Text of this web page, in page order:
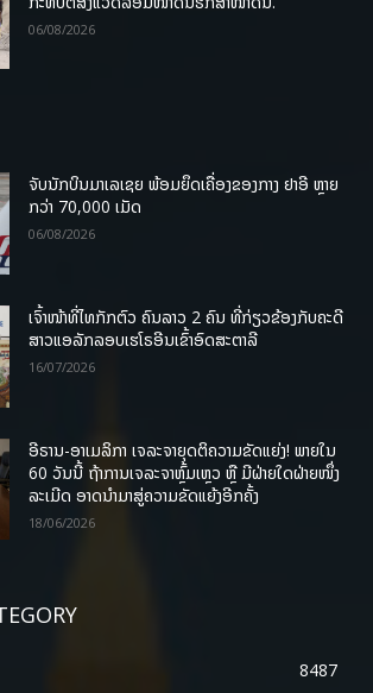
06/08/2026
ຈັບນັກບິນມາເລເຊຍ ພ້ອມຍຶດເຄື່ອງຂອງກາງ ຢາອີ ຫຼາຍ
ກວ່າ 70,000 ເມັດ
06/08/2026
ເຈົ້າໜ້າທີ່ໄທກັກຕົວ ຄົນລາວ 2 ຄົນ ທີ່ກ່ຽວຂ້ອງກັບຄະດີ
ສາວແອລັກລອບເຮໂຣອີນເຂົ້າອົດສະຕາລີ
16/07/2026
ອີຣານ-ອາເມລິກາ ເຈລະຈາຍຸດຕິຄວາມຂັດແຍ່ງ! ພາຍໃນ
60 ວັນນີ້ ຖ້າການເຈລະຈາຫຼົ້ມເຫຼວ ຫຼື ມີຝ່າຍໃດຝ່າຍໜຶ່ງ
ລະເມີດ ອາດນໍາມາສູ່ຄວາມຂັດແຍ້ງອີກຄັ້ງ
18/06/2026
8487